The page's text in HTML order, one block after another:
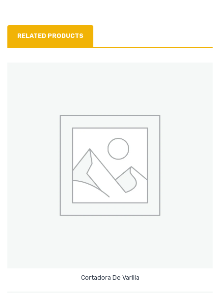
RELATED PRODUCTS
Cortadora De Varilla